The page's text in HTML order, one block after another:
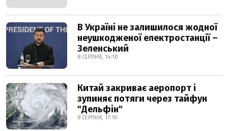
В Україні не залишилося жодної
неушкодженої електростанції –
Зеленський
8 СЕРПНЯ, 14:10
Китай закриває аеропорт і
зупиняє потяги через тайфун
"Дельфін"
8 СЕРПНЯ, 17:10